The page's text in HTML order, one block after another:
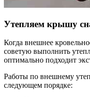
Утепляем крышу
Когда внешнее
советую выполнить
оптимально подходит
Работы по внешнему
следующем порядке: